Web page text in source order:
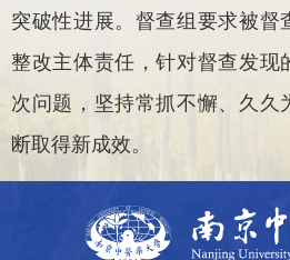
突破性进展。督查组要求被督
整改主体责任，针对督查发现
次问题，坚持常抓不懈、久久
断取得新成效。